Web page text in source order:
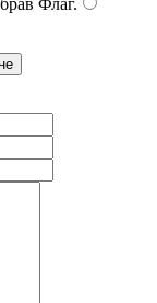
Флаг.